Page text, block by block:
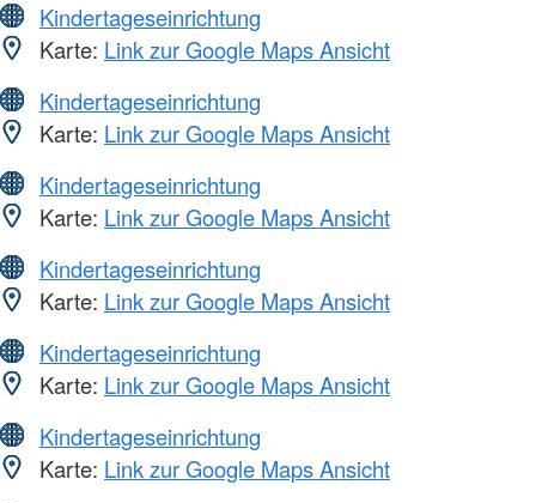
Kindertageseinrichtung
Karte: Link zur Google Maps Ansicht
Kindertageseinrichtung
Karte: Link zur Google Maps Ansicht
Kindertageseinrichtung
Karte: Link zur Google Maps Ansicht
Kindertageseinrichtung
Karte: Link zur Google Maps Ansicht
Kindertageseinrichtung
Karte: Link zur Google Maps Ansicht
Kindertageseinrichtung
Karte: Link zur Google Maps Ansicht